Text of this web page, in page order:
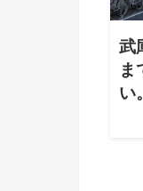
武
ま
い